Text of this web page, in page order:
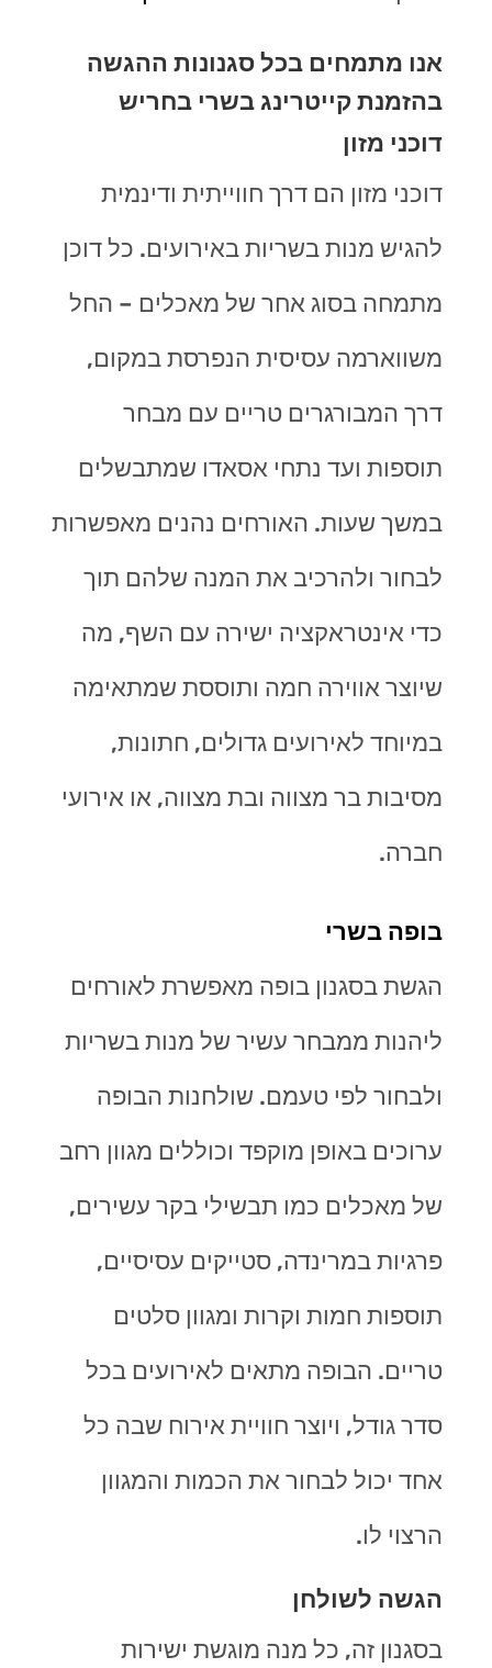
אנו מתמחים בכל סגנונות ההגשה
בהזמנת קייטרינג בשרי בחריש
דוכני מזון
דוכני מזון הם דרך חווייתית ודינמית
להגיש מנות בשריות באירועים. כל דוכן
מתמחה בסוג אחר של מאכלים – החל
משווארמה עסיסית הנפרסת במקום,
דרך המבורגרים טריים עם מבחר
תוספות ועד נתחי אסאדו שמתבשלים
במשך שעות. האורחים נהנים מאפשרות
לבחור ולהרכיב את המנה שלהם תוך
כדי אינטראקציה ישירה עם השף, מה
שיוצר אווירה חמה ותוססת שמתאימה
במיוחד לאירועים גדולים, חתונות,
מסיבות בר מצווה ובת מצווה, או אירועי
חברה.
בופה בשרי
הגשת בסגנון בופה מאפשרת לאורחים
ליהנות ממבחר עשיר של מנות בשריות
ולבחור לפי טעמם. שולחנות הבופה
ערוכים באופן מוקפד וכוללים מגוון רחב
של מאכלים כמו תבשילי בקר עשירים,
פרגיות במרינדה, סטייקים עסיסיים,
תוספות חמות וקרות ומגוון סלטים
טריים. הבופה מתאים לאירועים בכל
סדר גודל, ויוצר חוויית אירוח שבה כל
אחד יכול לבחור את הכמות והמגוון
הרצוי לו.
הגשה לשולחן
בסגנון זה, כל מנה מוגשת ישירות